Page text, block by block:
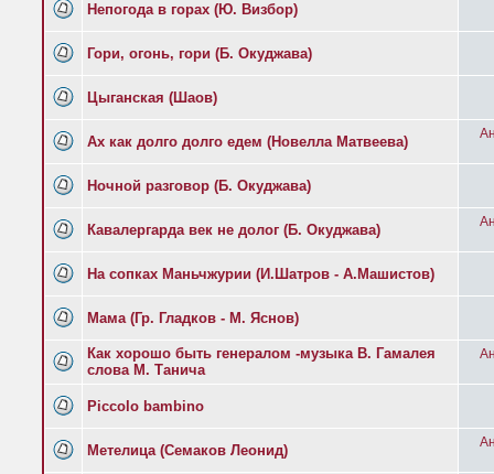
Непогода в горах (Ю. Визбор)
Гори, огонь, гори (Б. Окуджава)
Цыганская (Шаов)
Ах как долго долго едем (Новелла Матвеева)
Ночной разговор (Б. Окуджава)
Кавалергарда век не долог (Б. Окуджава)
На сопках Маньчжурии (И.Шатров - А.Машистов)
Мама (Гр. Гладков - М. Яснов)
Как хорошо быть генералом -музыка В. Гамалея
слова М. Танича
Piccolo bambino
Метелица (Семаков Леонид)